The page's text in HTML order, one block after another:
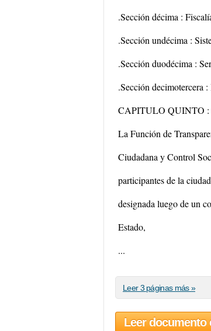
.Sección décima :
.Sección undécima :
.Sección duodécima :
.Sección decimotercera
CAPITULO QUINTO
La Función de
Ciudadana y Control
participantes de la
designada luego de un
Estado,
...
Leer 3 páginas más »
Leer documento